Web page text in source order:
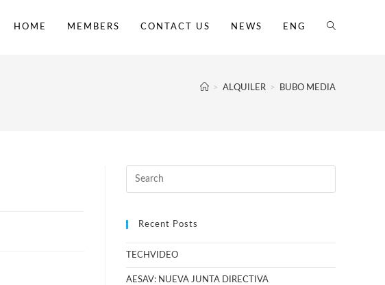
HOME MEMBERS CONTACT US NEWS ENG
> ALQUILER > BUBO MEDIA
Recent Posts
TECHVIDEO
AESAV: NUEVA JUNTA DIRECTIVA